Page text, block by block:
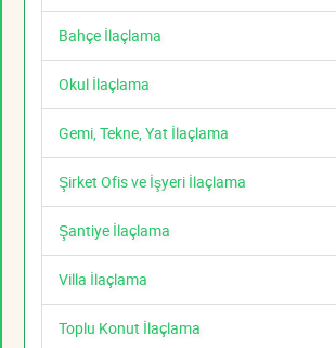
Bahçe İlaçlama
Okul İlaçlama
Gemi, Tekne, Yat İlaçlama
Şirket Ofis ve İşyeri İlaçlama
Şantiye İlaçlama
Villa İlaçlama
Toplu Konut İlaçlama